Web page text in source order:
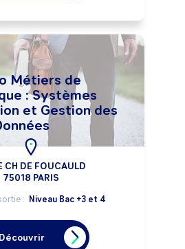
Métiers de
: Systèmes
et Gestion des
CH DE FOUCAULD
75018 PARIS
: Niveau Bac +3 et 4
Découvrir